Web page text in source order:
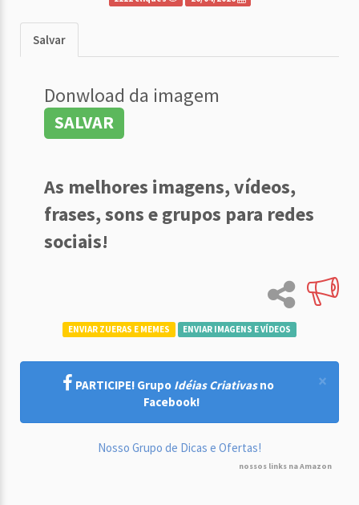
Salvar
Donwload da imagem
SALVAR
As melhores imagens, vídeos,
frases, sons e grupos para redes
sociais!
ENVIAR ZUERAS E MEMES ENVIAR IMAGENS E VÍDEOS
×
PARTICIPE! Grupo Idéias Criativasno
Facebook!
Nosso Grupo de Dicas e Ofertas!
nossos links na Amazon